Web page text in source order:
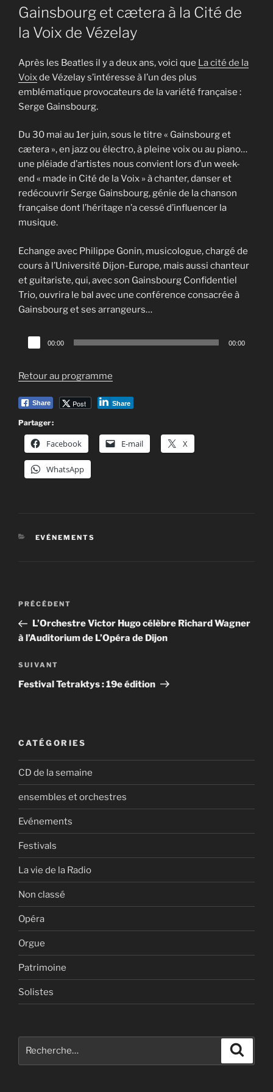
LE
Gainsbourg et cætera à la Cité de
la Voix de Vézelay
Après les Beatles il y a deux ans, voici que La cité de la
Voixde Vézelay s’intéresse à l’un des plus
emblématique provocateurs de la variété française :
Serge Gainsbourg.
Du 30 mai au 1er juin, sous le titre « Gainsbourg et
cætera », en jazz ou électro, à pleine voix ou au piano…
une pléiade d’artistes nous convient lors d’un week-
end « made in Cité de la Voix » à chanter, danser et
redécouvrir Serge Gainsbourg, génie de la chanson
française dont l’héritage n’a cessé d’influencer la
musique.
Echange avec Philippe Gonin, musicologue, chargé de
cours à l’Université Dijon-Europe, mais aussi chanteur
et guitariste, qui, avec son Gainsbourg Confidentiel
Trio, ouvrira le bal avec une conférence consacrée à
Gainsbourg et ses arrangeurs…
Lecteur
audio
00:00 00:00
Retour au programme
Share Post Share
Partager :
Facebook E-mail X
WhatsApp
CATÉGORIES
EVÉNEMENTS
Navigation
l’article
Article
précédent
PRÉCÉDENT
L’Orchestre Victor Hugo célèbre Richard Wagner
à l’Auditorium de L’Opéra de Dijon
Article
suivant
SUIVANT
Festival Tetraktys : 19e édition
CATÉGORIES
CD de la semaine
ensembles et orchestres
Evénements
Festivals
La vie de la Radio
Non classé
Opéra
Orgue
Patrimoine
Solistes